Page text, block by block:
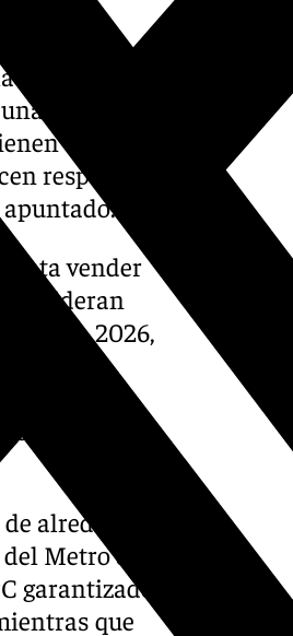
del
y han
respeto,
apuntado.
vender
4% en 2026,
tres
en el
alrededor
Metro de
garantizado
que